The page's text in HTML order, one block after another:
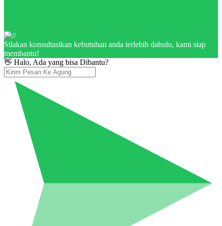
Silakan konsultasikan kebutuhan anda terlebih dahulu, kami siap
membantu!
👋 Halo, Ada yang bisa Dibantu?